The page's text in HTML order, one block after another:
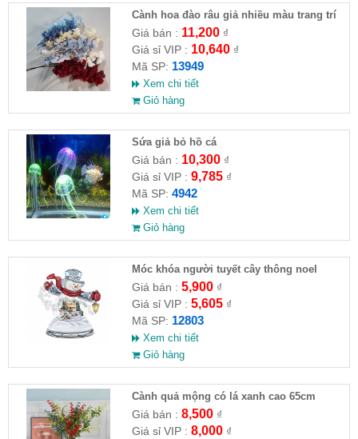
Cành hoa đào râu giả nhiều màu trang trí
Giá bán : 11,200₫
Giá sỉ VIP : 10,640₫
Mã SP: 13949
Xem chi tiết
Giỏ hàng
Sứa giả bỏ hồ cá
Giá bán : 10,300₫
Giá sỉ VIP : 9,785₫
Mã SP: 4942
Xem chi tiết
Giỏ hàng
Móc khóa người tuyết cây thông noel
Giá bán : 5,900₫
Giá sỉ VIP : 5,605₫
Mã SP: 12803
Xem chi tiết
Giỏ hàng
Cành quả mộng có lá xanh cao 65cm
Giá bán : 8,500₫
Giá sỉ VIP : 8,000₫